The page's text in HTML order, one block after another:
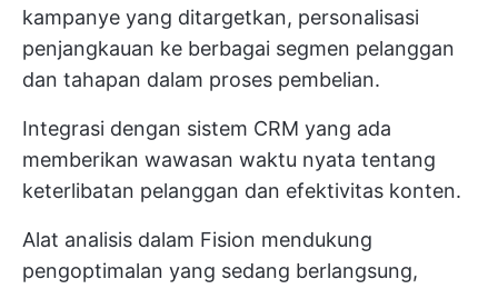
kampanye yang ditargetkan, personalisasi
penjangkauan ke berbagai segmen pelanggan
dan tahapan dalam proses pembelian.
Integrasi dengan sistem CRM yang ada
memberikan wawasan waktu nyata tentang
keterlibatan pelanggan dan efektivitas konten.
Alat analisis dalam Fision mendukung
pengoptimalan yang sedang berlangsung,